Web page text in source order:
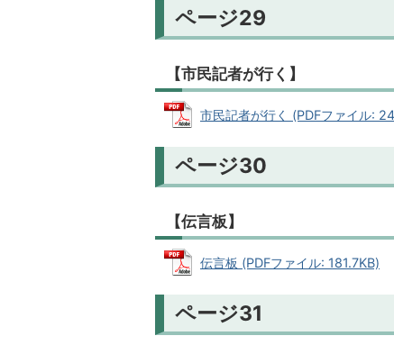
ページ29
【市民記者が行く】
市民記者が行く (PDFファイル:
ページ30
【伝言板】
伝言板 (PDFファイル: 181.7KB)
ページ31